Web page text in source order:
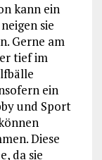
kann ein
sie
Gerne am
tief im
ein
und Sport
Diese
da sie